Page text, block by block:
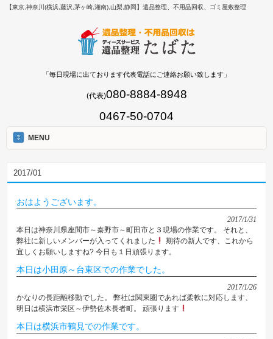
【東京,神奈川(横浜,藤沢,茅ヶ崎,湘南),山梨,静岡】遺品整理、不用品回収、ゴミ屋敷整理
「毎日現場に出ております代表電話にご連絡お願い致します」
(代表)080-8884-8948
0467-50-0704
MENU
2017/01
おはようございます。
2017/1/31
本日は神奈川県座間市～秦野市～町田市と３現場の作業です。 それと、
弊社に新しいメンバーが入ってくれました
期待の新人です、これから
宜しくお願いしますね? 今日も１日頑張ります。
本日は小田原～台東区での作業でした。
2017/1/26
かなりの長距離移動でした。 弊社は関東圏であれば柔軟に対応します、
明日は横浜市栄区～伊勢佐木長者町。 頑張ります
本日は横浜市鶴見での作業です。